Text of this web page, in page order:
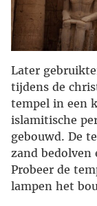
Later
tijdens de
tempel in een
islamitische
gebouwd. De
zand bedolven
Probeer de
lampen het